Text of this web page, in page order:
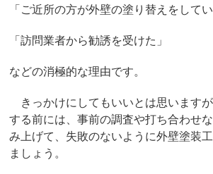
「ご近所の方が外壁の塗り替えをしてい
「訪問業者から勧誘を受けた」
などの消極的な理由です。
きっかけにしてもいいとは思います
する前には、事前の調査や打ち合わせ
み上げて、失敗のないように外壁塗装
ましょう。